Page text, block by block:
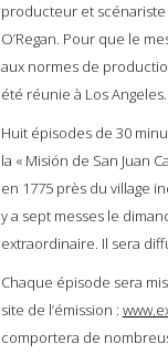
producteur et scénariste
O’Regan. Pour que le
aux normes de
été réunie à Los Angeles.
Huit épisodes de 30
la « Misión de San Juan
en 1775 près du village
y a sept messes le
extraordinaire. Il sera
Chaque épisode sera
site de l’émission :
comportera de